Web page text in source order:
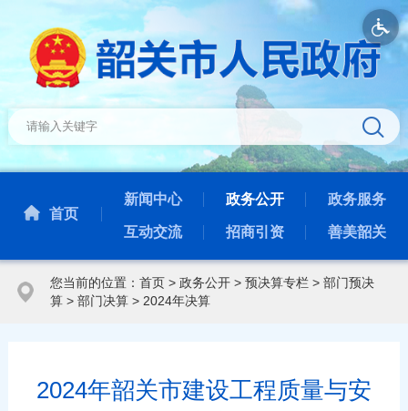
首页
新闻中心 政务公开 政务服务
互动交流 招商引资 善美韶关
您当前的位置： 首页> 政务公开> 预决算专栏> 部门预决
算> 部门决算> 2024年决算
2024年韶关市建设工程质量与安